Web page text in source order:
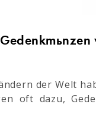
der Welt
oft dazu,